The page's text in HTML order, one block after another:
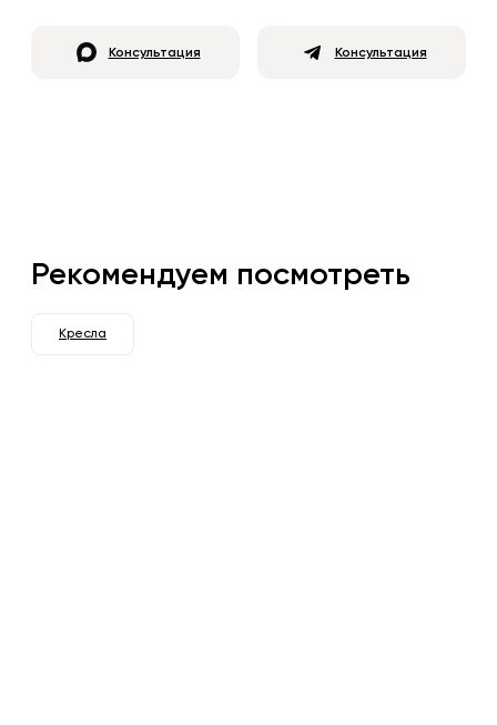
Консультация Консультация
Рекомендуем посмотреть
Кресла